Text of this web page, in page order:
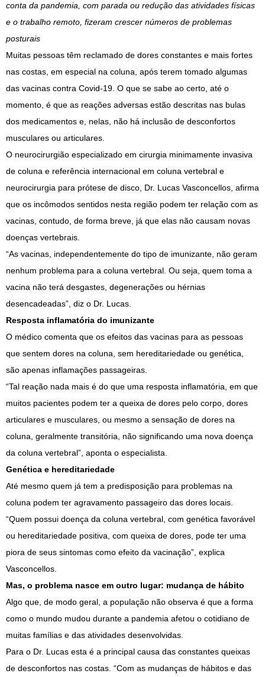
conta da pandemia, com parada ou redução das atividades físicas
e o trabalho remoto, fizeram crescer números de problemas
posturais
Muitas pessoas têm reclamado de dores constantes e mais fortes
nas costas, em especial na coluna, após terem tomado algumas
das vacinas contra Covid-19. O que se sabe ao certo, até o
momento, é que as reações adversas estão descritas nas bulas
dos medicamentos e, nelas, não há inclusão de desconfortos
musculares ou articulares.
O neurocirurgião especializado em cirurgia minimamente invasiva
de coluna e referência internacional em coluna vertebral e
neurocirurgia para prótese de disco, Dr. Lucas Vasconcellos, afirma
que os incômodos sentidos nesta região podem ter relação com as
vacinas, contudo, de forma breve, já que elas não causam novas
doenças vertebrais.
“As vacinas, independentemente do tipo de imunizante, não geram
nenhum problema para a coluna vertebral. Ou seja, quem toma a
vacina não terá desgastes, degenerações ou hérnias
desencadeadas”, diz o Dr. Lucas.
Resposta inflamatória do imunizante
O médico comenta que os efeitos das vacinas para as pessoas
que sentem dores na coluna, sem hereditariedade ou genética,
são apenas inflamações passageiras.
“Tal reação nada mais é do que uma resposta inflamatória, em que
muitos pacientes podem ter a queixa de dores pelo corpo, dores
articulares e musculares, ou mesmo a sensação de dores na
coluna, geralmente transitória, não significando uma nova doença
da coluna vertebral”, aponta o especialista.
Genética e hereditariedade
Até mesmo quem já tem a predisposição para problemas na
coluna podem ter agravamento passageiro das dores locais.
“Quem possui doença da coluna vertebral, com genética favorável
ou hereditariedade positiva, com queixa de dores, pode ter uma
piora de seus sintomas como efeito da vacinação”, explica
Vasconcellos.
Mas, o problema nasce em outro lugar: mudança de hábito
Algo que, de modo geral, a população não observa é que a forma
como o mundo mudou durante a pandemia afetou o cotidiano de
muitas famílias e das atividades desenvolvidas.
Para o Dr. Lucas esta é a principal causa das constantes queixas
de desconfortos nas costas. “Com as mudanças de hábitos e das